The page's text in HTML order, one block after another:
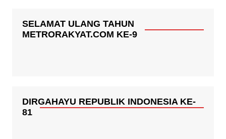
SELAMAT ULANG TAHUN
METRORAKYAT.COM KE-9
DIRGAHAYU REPUBLIK INDONESIA KE-
81